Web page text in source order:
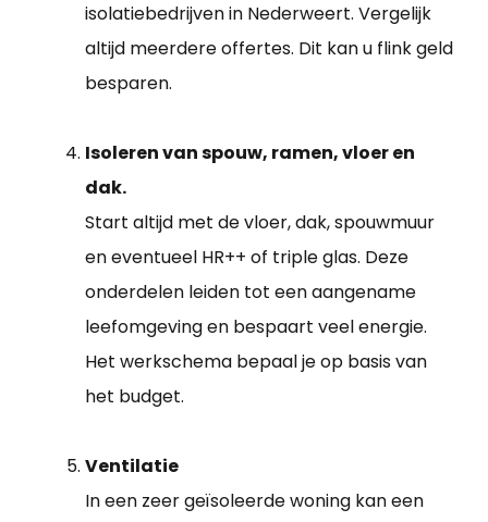
isolatiebedrijven in Nederweert. Vergelijk
altijd meerdere offertes. Dit kan u flink geld
besparen.
Isoleren van spouw, ramen, vloer en
dak.
Start altijd met de vloer, dak, spouwmuur
en eventueel HR++ of triple glas. Deze
onderdelen leiden tot een aangename
leefomgeving en bespaart veel energie.
Het werkschema bepaal je op basis van
het budget.
Ventilatie
In een zeer geïsoleerde woning kan een